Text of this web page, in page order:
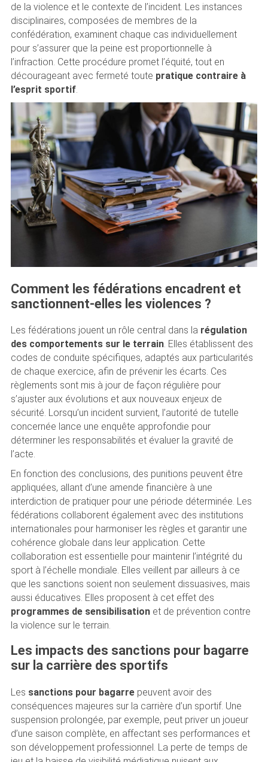
de la violence et le contexte de l’incident. Les instances
disciplinaires, composées de membres de la
confédération, examinent chaque cas individuellement
pour s’assurer que la peine est proportionnelle à
l’infraction. Cette procédure promet l’équité, tout en
décourageant avec fermeté toute pratique contraire à
l’esprit sportif.
Comment les fédérations encadrent et
sanctionnent-elles les violences ?
Les fédérations jouent un rôle central dans la régulation
des comportements sur le terrain. Elles établissent des
codes de conduite spécifiques, adaptés aux particularités
de chaque exercice, afin de prévenir les écarts. Ces
règlements sont mis à jour de façon régulière pour
s’ajuster aux évolutions et aux nouveaux enjeux de
sécurité. Lorsqu’un incident survient, l’autorité de tutelle
concernée lance une enquête approfondie pour
déterminer les responsabilités et évaluer la gravité de
l’acte.
En fonction des conclusions, des punitions peuvent être
appliquées, allant d’une amende financière à une
interdiction de pratiquer pour une période déterminée. Les
fédérations collaborent également avec des institutions
internationales pour harmoniser les règles et garantir une
cohérence globale dans leur application. Cette
collaboration est essentielle pour maintenir l’intégrité du
sport à l’échelle mondiale. Elles veillent par ailleurs à ce
que les sanctions soient non seulement dissuasives, mais
aussi éducatives. Elles proposent à cet effet des
programmes de sensibilisationet de prévention contre
la violence sur le terrain.
Les impacts des sanctions pour bagarre
sur la carrière des sportifs
Les sanctions pour bagarrepeuvent avoir des
conséquences majeures sur la carrière d’un sportif. Une
suspension prolongée, par exemple, peut priver un joueur
d’une saison complète, en affectant ses performances et
son développement professionnel. La perte de temps de